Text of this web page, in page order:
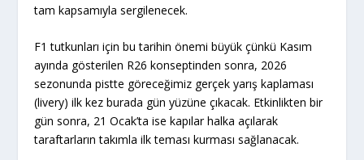
tam kapsamıyla sergilenecek.
F1 tutkunları için bu tarihin önemi büyük çünkü Kasım
ayında gösterilen R26 konseptinden sonra, 2026
sezonunda pistte göreceğimiz gerçek yarış kaplaması
(livery) ilk kez burada gün yüzüne çıkacak. Etkinlikten bir
gün sonra, 21 Ocak’ta ise kapılar halka açılarak
taraftarların takımla ilk teması kurması sağlanacak.